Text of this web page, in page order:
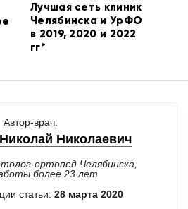
Лучшая сеть клиник
Челябинска и УрФО
в 2019, 2020 и 2022
гг*
Автор-врач:
Николаевич
ортопед Челябинска,
более 23 лет
статьи: 28 марта 2020